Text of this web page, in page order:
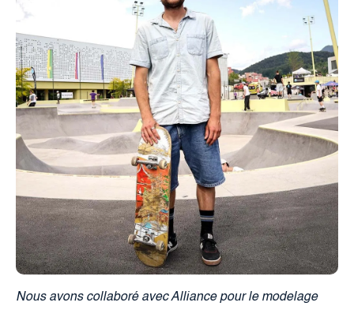
Nous avons collaboré avec Alliance pour le modelage